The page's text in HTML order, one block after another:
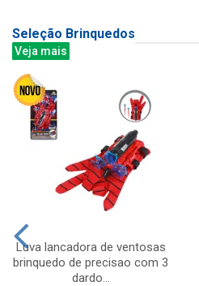
Seleção Brinquedos
Veja mais
Luva lancadora de ventosas
brinquedo de precisao com 3
dardo...